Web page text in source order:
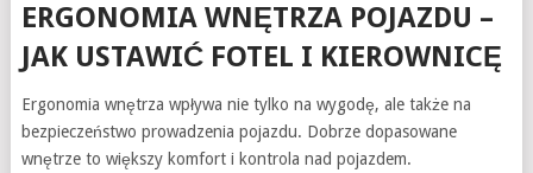
ERGONOMIA WNĘTRZA POJAZDU –
JAK USTAWIĆ FOTEL I KIEROWNICĘ
Ergonomia wnętrza wpływa nie tylko na wygodę, ale także na
bezpieczeństwo prowadzenia pojazdu. Dobrze dopasowane
wnętrze to większy komfort i kontrola nad pojazdem.